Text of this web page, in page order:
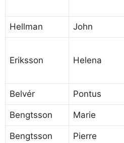
Hellman John
Eriksson Helena
Belvér Pontus
Bengtsson Marie
Bengtsson Pierre